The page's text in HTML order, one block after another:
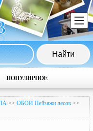
ПОПУЛЯРНОЕ
>> ОБОИ Пейзажи лесов >>